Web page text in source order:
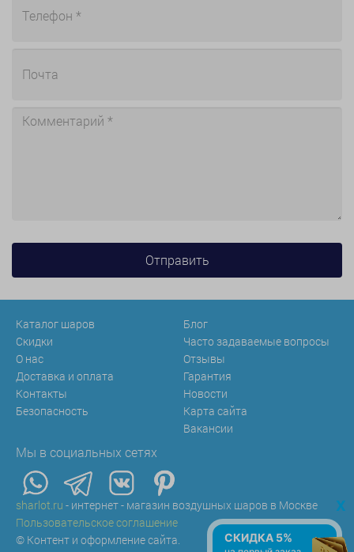
Каталог шаров
Скидки
О нас
Доставка и оплата
Контакты
Безопасность
Блог
Часто задаваемые вопросы
Отзывы
Гарантия
Новости
Карта сайта
Вакансии
Мы в социальных сетях
sharlot.ru - интернет - магазин воздушных шаров в Москве
Пользовательское соглашение
© Контент и оформление сайта.
x
СКИДКА 5%